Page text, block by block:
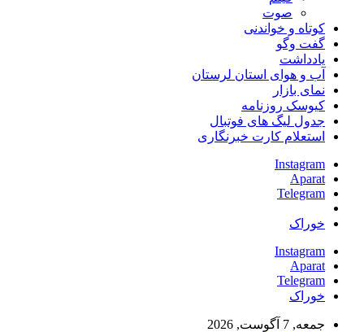
صوت
کوتاه و خواندنی
گفت وگو
یادداشت
آب و هوای استان لرستان
نمای بازار
کیوسک روزنامه
جدول لیگ های فوتبال
استعلام کارت خبرنگاری
Instagram
Aparat
Telegram
خوراک
Instagram
Aparat
Telegram
خوراک
جمعه, 7 آگوست, 2026